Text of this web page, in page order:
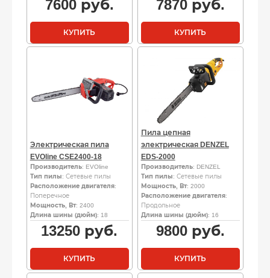
7600руб.
КУПИТЬ
7870руб.
КУПИТЬ
Электрическая пила
EVOline CSE2400-18
Производитель: EVOline
Тип пилы: Сетевые пилы
Расположение двигателя:
Поперечное
Мощность, Вт: 2400
Длина шины (дюйм): 18
13250 руб.
КУПИТЬ
Пила цепная
электрическая DENZEL
EDS-2000
Производитель: DENZEL
Тип пилы: Сетевые пилы
Мощность, Вт: 2000
Расположение двигателя:
Продольное
Длина шины (дюйм): 16
9800руб.
КУПИТЬ